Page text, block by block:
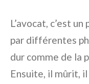
L’avocat, c’est
par différentes
dur comme de la
Ensuite, il mûrit,